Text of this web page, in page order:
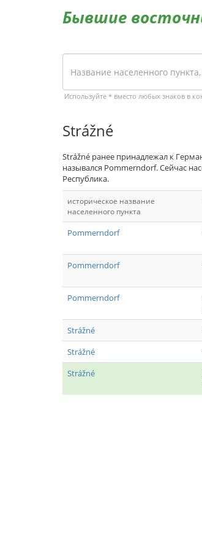
Бывшие
Используйте * вместо любых знаков в
Strážné
Strážné ранее принадлежал к
назывался Pommerndorf. Сейчас
Республика.
историческое название
населенного пункта
Pommerndorf
Pommerndorf
Pommerndorf
Strážné
Strážné
Strážné